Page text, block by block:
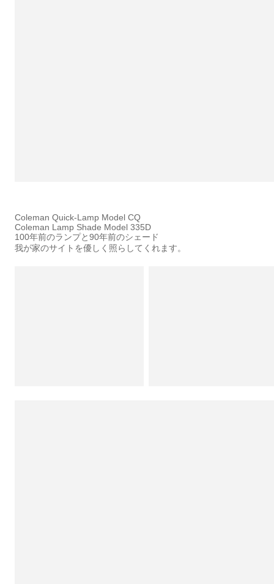
Coleman Quick-Lamp Model CQ
Coleman Lamp Shade Model 335D
100年前のランプと90年前のシェード
我が家のサイトを優しく照らしてくれます。